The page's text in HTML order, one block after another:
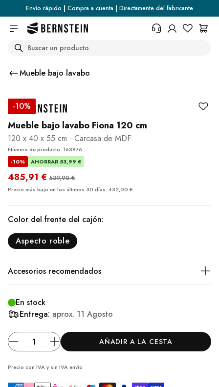
Skip to main content
Envío rápido | Compra a cuenta | Directamente del fabricante
Search
Mueble bajo lavabo
-10%
Mueble bajo lavabo Fiona 120 cm
120 x 40 x 55 cm - Carcasa de MDF
Número de producto: 163976
AHORRAR 53,99 €
-10%
485,91 € 539,90 €
Precio más bajo en los últimos 30 días: 432,00 €
Color del frente del cajón:
Aspecto roble
Accesorios recomendados
En stock
Entrega: aprox. 11 Agosto
AÑADIR A LA CESTA
Precio con IVA y sin IVAenvío